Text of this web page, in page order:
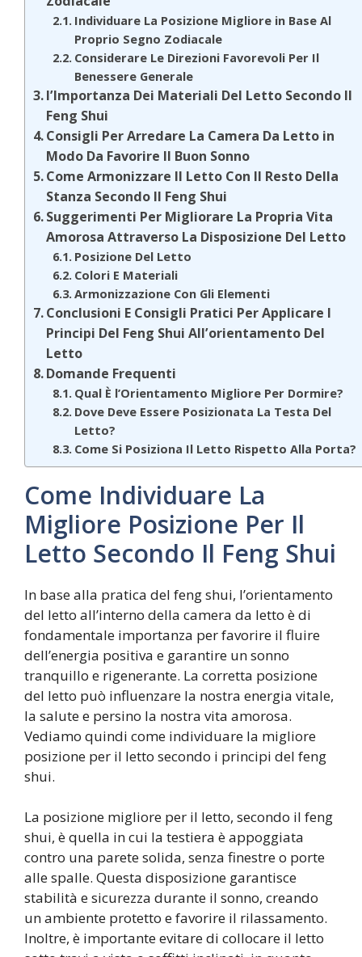
Individuare La Posizione Migliore in Base Al
Proprio Segno Zodiacale
Considerare Le Direzioni Favorevoli Per Il
Benessere Generale
l’Importanza Dei Materiali Del Letto Secondo Il
Feng Shui
Consigli Per Arredare La Camera Da Letto in
Modo Da Favorire Il Buon Sonno
Come Armonizzare Il Letto Con Il Resto Della
Stanza Secondo Il Feng Shui
Suggerimenti Per Migliorare La Propria Vita
Amorosa Attraverso La Disposizione Del Letto
Posizione Del Letto
Colori E Materiali
Armonizzazione Con Gli Elementi
Conclusioni E Consigli Pratici Per Applicare I
Principi Del Feng Shui All’orientamento Del
Letto
Domande Frequenti
Qual È l’Orientamento Migliore Per Dormire?
Dove Deve Essere Posizionata La Testa Del
Letto?
Come Si Posiziona Il Letto Rispetto Alla Porta?
Come Individuare La
Migliore Posizione Per Il
Letto Secondo Il Feng Shui
In base alla pratica del feng shui, l’orientamento
del letto all’interno della camera da letto è di
fondamentale importanza per favorire il fluire
dell’energia positiva e garantire un sonno
tranquillo e rigenerante. La corretta posizione
del letto può influenzare la nostra energia vitale,
la salute e persino la nostra vita amorosa.
Vediamo quindi come individuare la migliore
posizione per il letto secondo i principi del feng
shui.
La posizione migliore per il letto, secondo il feng
shui, è quella in cui la testiera è appoggiata
contro una parete solida, senza finestre o porte
alle spalle. Questa disposizione garantisce
stabilità e sicurezza durante il sonno, creando
un ambiente protetto e favorire il rilassamento.
Inoltre, è importante evitare di collocare il letto